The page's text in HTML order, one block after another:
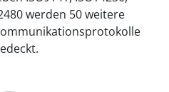
werden 50 weitere